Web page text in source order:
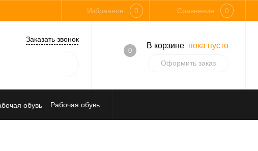
Избранное 0 Сравнение 0
Заказать звонок
0
В корзине пока пусто
Оформить заказ
Рабочая обувь